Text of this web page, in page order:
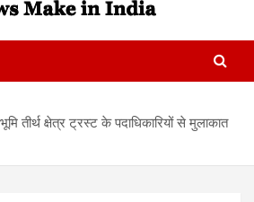
In india
तीर्थ क्षेत्र ट्रस्ट के पदाधिकारियों से मुलाकात